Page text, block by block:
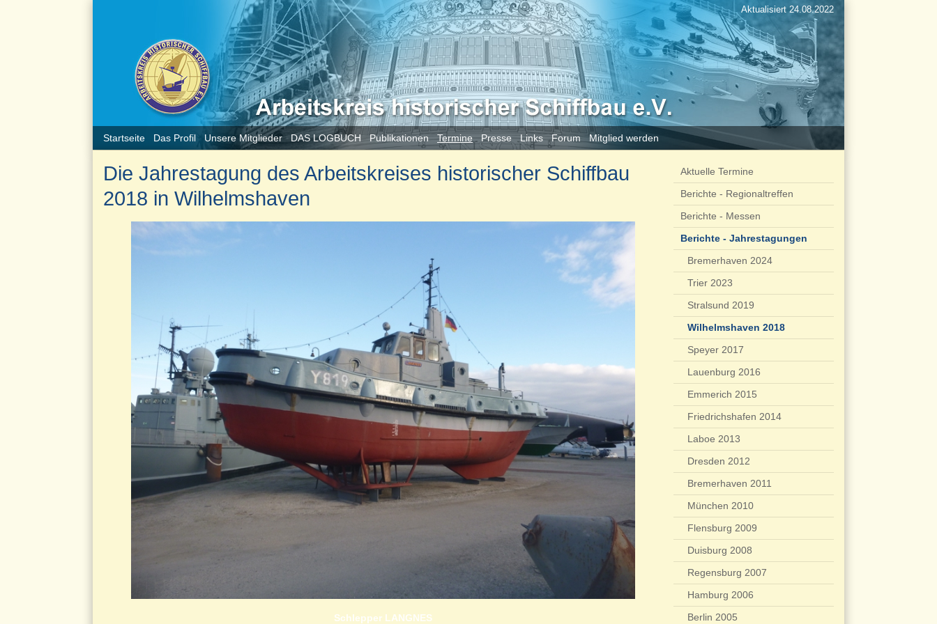
Startseite Das Profil Unsere Mitglieder DAS LOGBUCH Publikationen Termine Presse Links Forum Mitglied werden
Aktualisiert 24.08.2022
Die Jahrestagung des Arbeitskreises historischer Schiffbau
2018 in Wilhelmshaven
Schlepper LANGNES
Aktuelle Termine
Berichte - Regionaltreffen
Berichte - Messen
Berichte - Jahrestagungen
Bremerhaven 2024
Trier 2023
Stralsund 2019
Wilhelmshaven 2018
Speyer 2017
Lauenburg 2016
Emmerich 2015
Friedrichshafen 2014
Laboe 2013
Dresden 2012
Bremerhaven 2011
München 2010
Flensburg 2009
Duisburg 2008
Regensburg 2007
Hamburg 2006
Berlin 2005